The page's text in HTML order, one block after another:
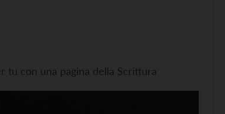
tu con una pagina della Scrittura